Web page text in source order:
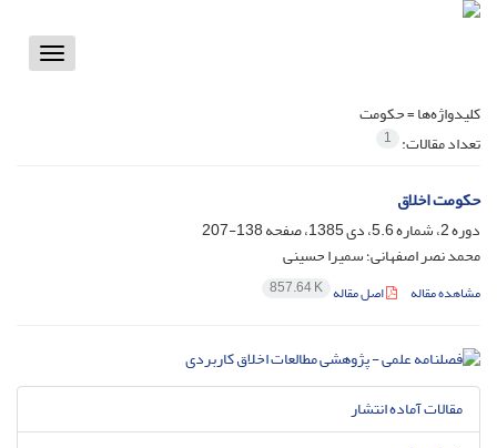
Toggle
کلیدواژه‌ها =حکومت
تعداد مقالات: 1
حکومت اخلاق
دوره 2، شماره 5.6، دی 1385، صفحه
138-207
محمد نصر اصفهانی؛ سمیرا حسینی
مشاهده مقاله اصل مقاله 857.64 K
مقالات آماده انتشار